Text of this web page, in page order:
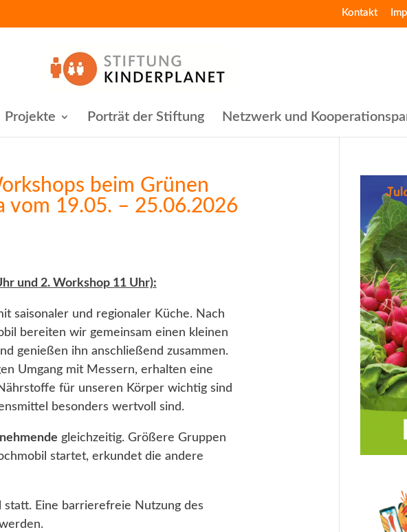
Kontakt
Projekte Porträt der Stiftung Netzwerk und
beim Grünen
vom 19.05. – 25.06.2026
und 2. Workshop 11 Uhr):
saisonaler und regionaler Küche. Nach
bereiten wir gemeinsam einen kleinen
genießen ihn anschließend zusammen.
Umgang mit Messern, erhalten eine
für unseren Körper wichtig sind
besonders wertvoll sind.
gleichzeitig. Größere Gruppen
startet, erkundet die andere
Eine barrierefreie Nutzung des